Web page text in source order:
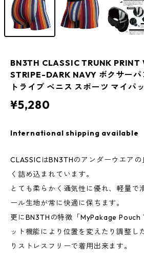
BN3TH CLASSIC TRUNK PRINT
STRIPE-DARK NAVY ボクサーパ
トライプ ベニス スポーツ マイパ
¥5,280
International shipping available
CLASSICはBN3THのアンダーウエア
く詰め込まれています。
とても柔らかく通気性に優れ、軽量で
ール生地が常に快適に保ちます。
更にBN3THの特徴「MyPakage
ット機能により位置を変えたり調整し
りストレスフリーで着用出来ます。